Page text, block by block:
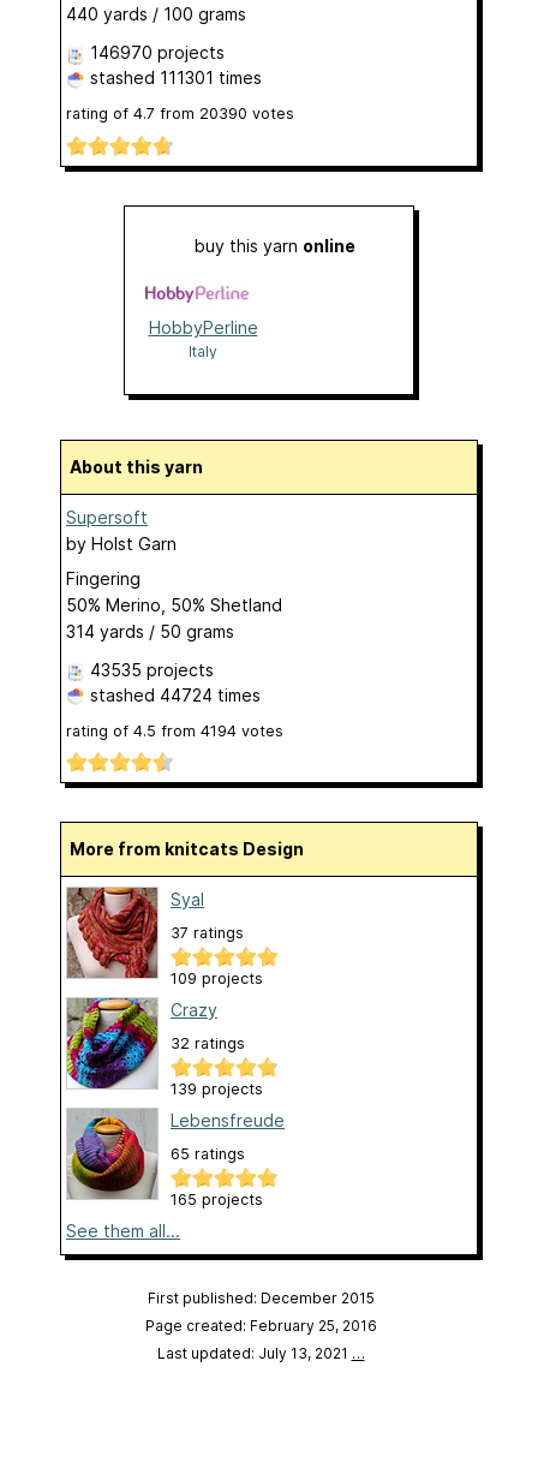
440 yards / 100 grams
146970 projects
stashed 111301 times
rating of 4.7 from 20390 votes
buy this yarn online
HobbyPerline
Italy
About this yarn
Supersoft
by Holst Garn
Fingering
50% Merino, 50% Shetland
314 yards / 50 grams
43535 projects
stashed 44724 times
rating of 4.5 from 4194 votes
More from knitcats Design
Syal
37 ratings
109 projects
Crazy
32 ratings
139 projects
Lebensfreude
65 ratings
165 projects
See them all...
First published: December 2015
Page created: February 25, 2016
Last updated: July 13, 2021 …